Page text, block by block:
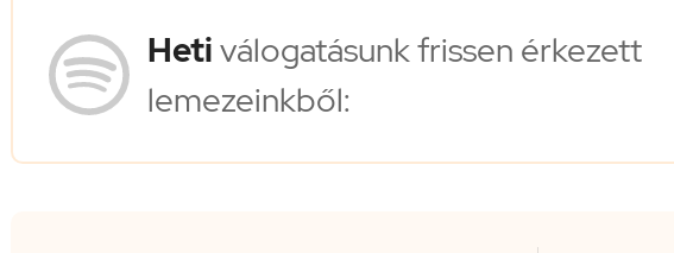
Hetiválogatásunk frissen érkezett
lemezeinkből: